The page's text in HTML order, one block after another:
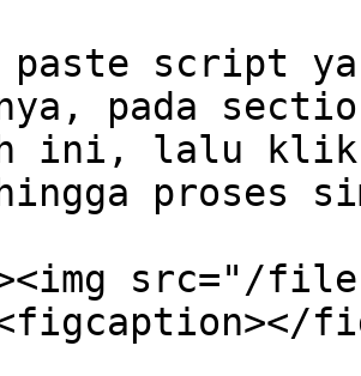
paste script
pada
ini, lalu klik
proses
src="/files/